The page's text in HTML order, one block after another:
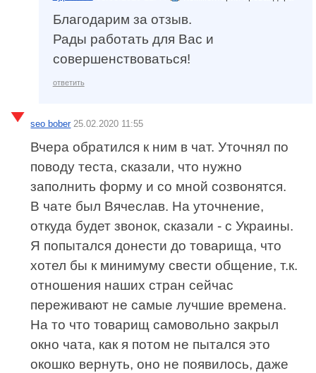
Благодарим за отзыв.
Рады работать для Вас и
совершенствоваться!
ответить
seo bober 25.02.2020 11:55
Вчера обратился к ним в чат. Уточнял по
поводу теста, сказали, что нужно
заполнить форму и со мной созвонятся.
В чате был Вячеслав. На уточнение,
откуда будет звонок, сказали - с Украины.
Я попытался донести до товарища, что
хотел бы к минимуму свести общение, т.к.
отношения наших стран сейчас
переживают не самые лучшие времена.
На то что товарищ самовольно закрыл
окно чата, как я потом не пытался это
окошко вернуть, оно не появилось, даже